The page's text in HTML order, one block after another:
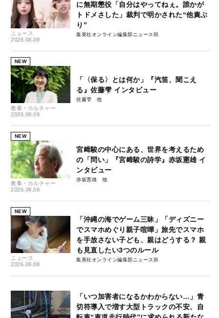
ニュース
2026.08.08
に無期懲役「自分はやってねぇ。誰かが
トドメさした」裁判で明かされた“他責ぶ
り”
集英社オンライン編集部ニュース班
NEW
教養・カルチャー
2026.08.08
「〈保る〉とは何か」『汽笛、聞こえ
る』佐藤雫 インタビュー
佐藤雫
NEW
教養・カルチャー
2026.08.08
宮﨑駿の中心にある、世界を考えるため
の「問い」『宮﨑駿の詩学』赤坂憲雄 イ
ンタビュー
赤坂憲雄
NEW
ニュース
2026.08.08
「沖縄の海でゲーム三昧」「ディズニー
でスマホめぐり親子喧嘩」旅先でスマホ
を手放さない子ども、親はどうする？ 親
も見直したい3つのルール
集英社オンライン編集部ニュース班
「いつ加害者になるかわからない…」青
切符導入で増す大型トラックの不安、自